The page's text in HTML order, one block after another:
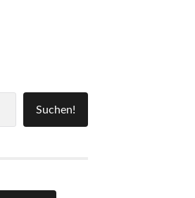
Suchen!